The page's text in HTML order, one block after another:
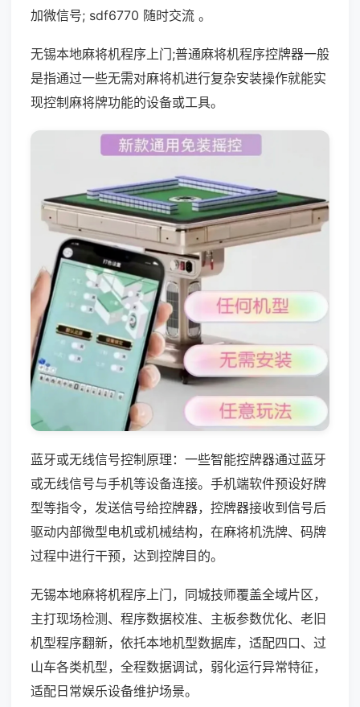
加微信号; sdf6770 随时交流 。
无锡本地麻将机程序上门;普通麻将机程序控牌器一般
是指通过一些无需对麻将机进行复杂安装操作就能实
现控制麻将牌功能的设备或工具。
蓝牙或无线信号控制原理：一些智能控牌器通过蓝牙
或无线信号与手机等设备连接。手机端软件预设好牌
型等指令，发送信号给控牌器，控牌器接收到信号后
驱动内部微型电机或机械结构，在麻将机洗牌、码牌
过程中进行干预，达到控牌目的。
无锡本地麻将机程序上门，同城技师覆盖全域片区，
主打现场检测、程序数据校准、主板参数优化、老旧
机型程序翻新，依托本地机型数据库，适配四口、过
山车各类机型，全程数据调试，弱化运行异常特征，
适配日常娱乐设备维护场景。